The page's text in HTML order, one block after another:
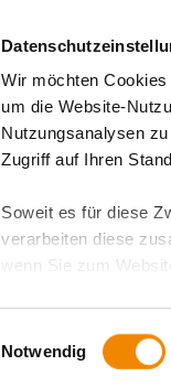
Wir möchten
um die Website-
Nutzungsanalysen
Zugriff auf Ihren
Soweit es für diese
verarbeiten diese
wenn Sie zum
ausgeschlossen
zusätzlichen Risiken
Einwilligungsauswahl
Notwendig